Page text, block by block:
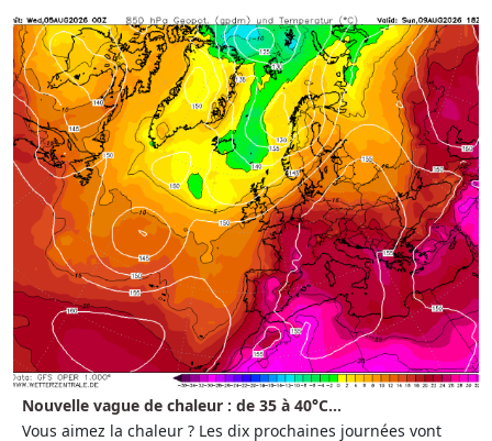
Nouvelle vague de chaleur : de 35 à 40°C...
Vous aimez la chaleur ? Les dix prochaines journées vont